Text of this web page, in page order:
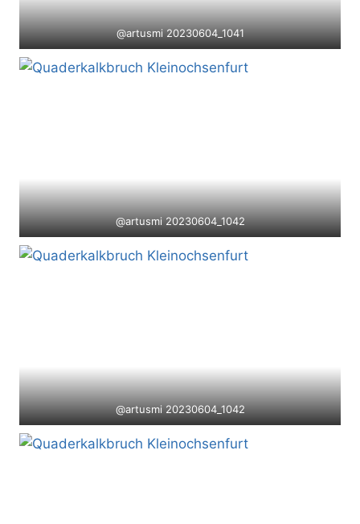
@artusmi 20230604_1041
@artusmi 20230604_1042
@artusmi 20230604_1042